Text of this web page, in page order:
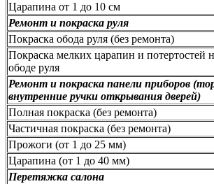
Царапина от 1 до 10 см
Ремонт и покраска руля
Покраска обода руля (без ремонта)
Покраска мелких царапин и потертостей
ободе руля
Ремонт и покраска панели приборов
внутренние ручки открывания дверей)
Полная покраска (без ремонта)
Частичная покраска (без ремонта)
Прожоги (от 1 до 25 мм)
Царапина (от 1 до 40 мм)
Перетяжка салона